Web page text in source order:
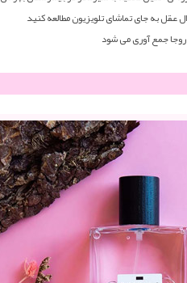
عقل به جای تماشای تلویزیون مطالعه کنید
جمع آوری می شود